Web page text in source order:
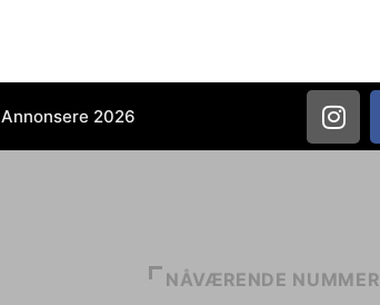
Annonsere 2026
NÅVÆRENDE NUMMER